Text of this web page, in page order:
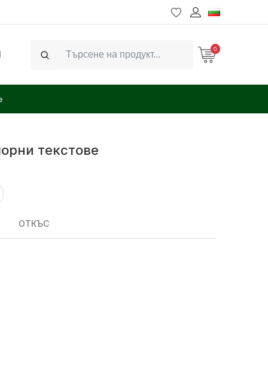
Search
0
текстове
ОТКЪС